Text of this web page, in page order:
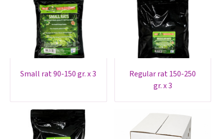
small rat 90-150 gr. x 3
regular rat 150-250
gr. x 3